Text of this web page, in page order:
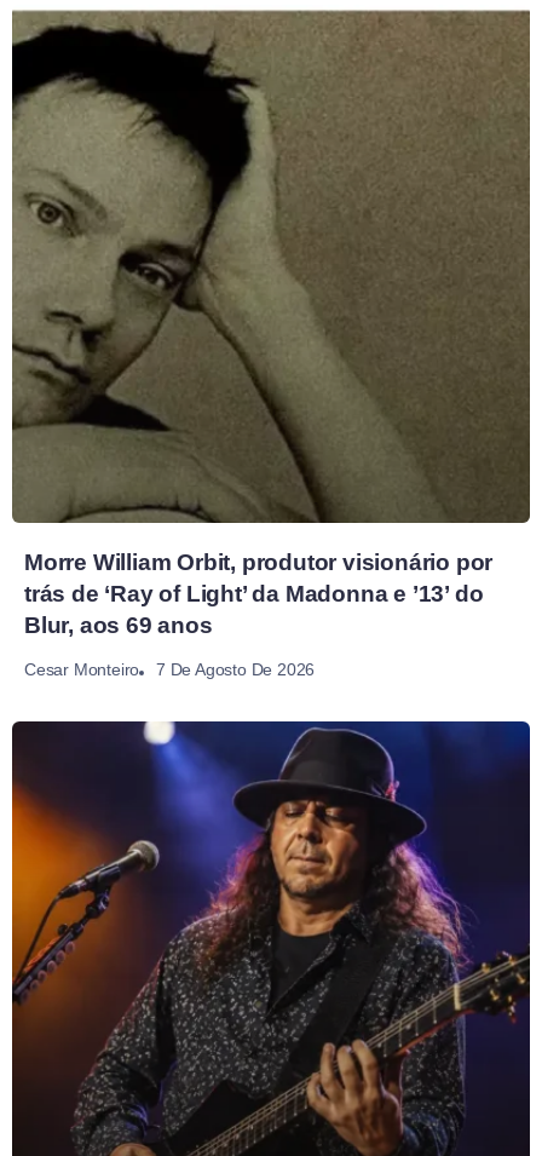
Morre William Orbit, produtor visionário por
trás de ‘Ray of Light’ da Madonna e ’13’ do
Blur, aos 69 anos
Cesar Monteiro 7 De Agosto De 2026